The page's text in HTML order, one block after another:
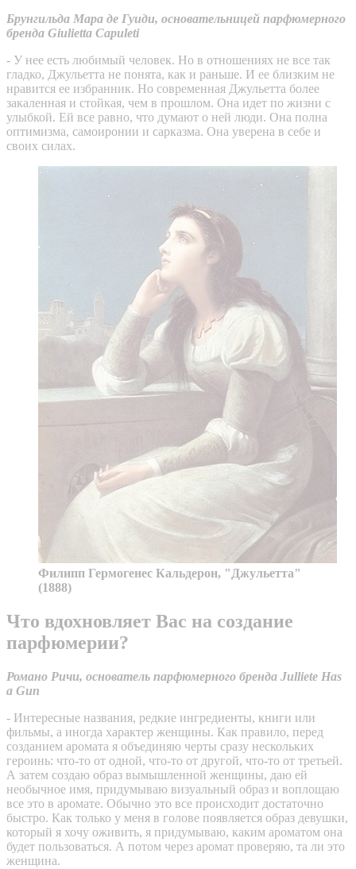
Брунгильда Мара де Гуиди, основательницей парфюмерного
бренда Giulietta Capuleti
- У нее есть любимый человек. Но в отношениях не все так
гладко, Джульетта не понята, как и раньше. И ее близким не
нравится ее избранник. Но современная Джульетта более
закаленная и стойкая, чем в прошлом. Она идет по жизни с
улыбкой. Ей все равно, что думают о ней люди. Она полна
оптимизма, самоиронии и сарказма. Она уверена в себе и
своих силах.
Филипп Гермогенес Кальдерон, "Джульетта"
(1888)
Что вдохновляет Вас на создание
парфюмерии?
Романо Ричи, основатель парфюмерного бренда Julliete Has
a Gun
- Интересные названия, редкие ингредиенты, книги или
фильмы, а иногда характер женщины. Как правило, перед
созданием аромата я объединяю черты сразу нескольких
героинь: что-то от одной, что-то от другой, что-то от третьей.
А затем создаю образ вымышленной женщины, даю ей
необычное имя, придумываю визуальный образ и воплощаю
все это в аромате. Обычно это все происходит достаточно
быстро. Как только у меня в голове появляется образ девушки,
который я хочу оживить, я придумываю, каким ароматом она
будет пользоваться. А потом через аромат проверяю, та ли это
женщина.